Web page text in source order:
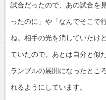
試合だったので、あの試合を
ったのに」や「なんでそこで
ね。相手の光を消していたけ
ていたので。あとは自分と似
ランブルの展開になったとこ
れるようにしています。